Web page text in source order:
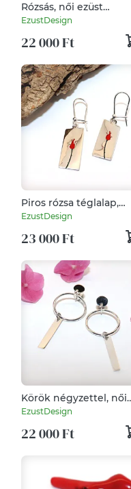
Rózsás, női ezüst
fülbevaló pár (EF.096)
EzustDesign
22 000 Ft
Piros rózsa téglalap,
beakasztós, női ezüst
fülbevaló pár (EF.105)
EzustDesign
23 000 Ft
Körök négyzettel, női
ezüst fülbevaló pár
EzustDesign
22 000 Ft